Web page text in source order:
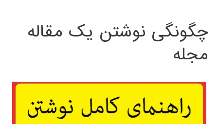
چگونگی نوشتن یک مقاله
مجله